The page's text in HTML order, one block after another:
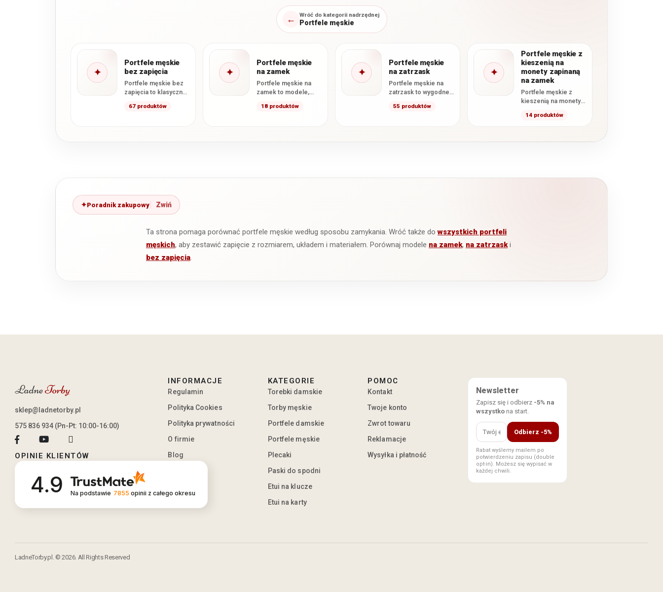
← Wróć do kategorii nadrzędnej
Portfele męskie
✦
Portfele męskie
bez zapięcia
Portfele męskie bez
zapięcia to klasyczne
posiadają
67 produktów
✦
Portfele męskie
na zamek
Portfele męskie na
zamek to modele,
zamykana jest
18 produktów
✦
Portfele męskie
na zatrzask
Portfele męskie na
zatrzask to wygodne
pomagają utrzymać
55 produktów
✦
Portfele męskie z
kieszenią na
monety zapinaną
na zamek
Portfele męskie z
kieszenią na monety
modele wyposażone
14 produktów
Poradnik zakupowy
Ta strona pomaga porównać portfele męskie według sposobu zamykania. Wróć także dowszystkich portfeli
męskich, aby zestawić zapięcie z rozmiarem, układem i materiałem. Porównaj modele na zamek, na zatrzaski
bez zapięcia.
sklep@ladnetorby.pl
575 836 934 (Pn-Pt: 10:00-16:00)
OPINIE KLIENTÓW
4.9 Na podstawie 7855 opinii z całego okresu
INFORMACJE
Regulamin
Polityka Cookies
Polityka prywatności
O firmie
Blog
KATEGORIE
Torebki damskie
Torby męskie
Portfele damskie
Portfele męskie
Plecaki
Paski do spodni
Etui na klucze
Etui na karty
POMOC
Kontakt
Twoje konto
Zwrot towaru
Reklamacje
Wysyłka i płatność
Newsletter
Zapisz się i odbierz -5% na
wszystkona start.
Odbierz -5%
Rabat wyślemy mailem po
potwierdzeniu zapisu (double
opt-in). Możesz się wypisać w
każdej chwili.
LadneTorby.pl. © 2026. All Rights Reserved